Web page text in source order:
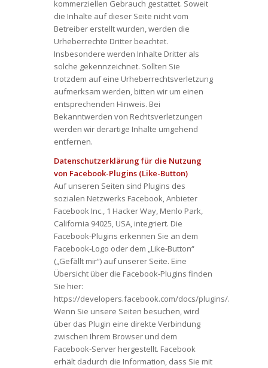
kommerziellen Gebrauch gestattet. Soweit
die Inhalte auf dieser Seite nicht vom
Betreiber erstellt wurden, werden die
Urheberrechte Dritter beachtet.
Insbesondere werden Inhalte Dritter als
solche gekennzeichnet. Sollten Sie
trotzdem auf eine Urheberrechtsverletzung
aufmerksam werden, bitten wir um einen
entsprechenden Hinweis. Bei
Bekanntwerden von Rechtsverletzungen
werden wir derartige Inhalte umgehend
entfernen.
Datenschutzerklärung für die Nutzung
von Facebook-Plugins (Like-Button)
Auf unseren Seiten sind Plugins des
sozialen Netzwerks Facebook, Anbieter
Facebook Inc., 1 Hacker Way, Menlo Park,
California 94025, USA, integriert. Die
Facebook-Plugins erkennen Sie an dem
Facebook-Logo oder dem „Like-Button“
(„Gefällt mir“) auf unserer Seite. Eine
Übersicht über die Facebook-Plugins finden
Sie hier:
https://developers.facebook.com/docs/plugins/.
Wenn Sie unsere Seiten besuchen, wird
über das Plugin eine direkte Verbindung
zwischen Ihrem Browser und dem
Facebook-Server hergestellt. Facebook
erhält dadurch die Information, dass Sie mit